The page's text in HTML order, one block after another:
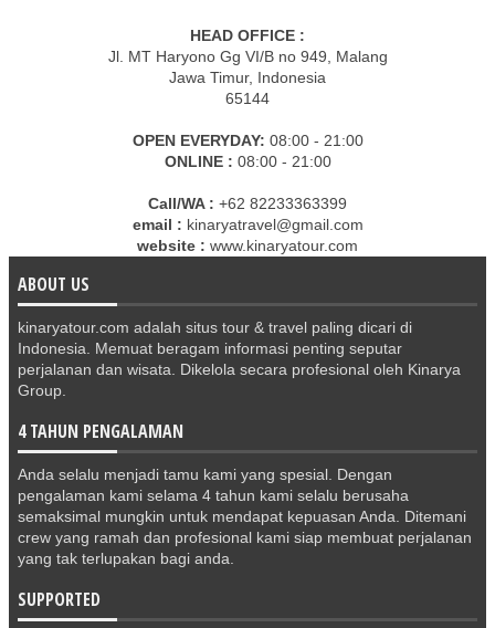
HEAD OFFICE :
Jl. MT Haryono Gg VI/B no 949, Malang
Jawa Timur, Indonesia
65144
OPEN EVERYDAY: 08:00 - 21:00
ONLINE : 08:00 - 21:00
Call/WA : +62 82233363399
email : kinaryatravel@gmail.com
website : www.kinaryatour.com
ABOUT US
kinaryatour.com adalah situs tour & travel paling dicari di
Indonesia. Memuat beragam informasi penting seputar
perjalanan dan wisata. Dikelola secara profesional oleh Kinarya
Group.
4 TAHUN PENGALAMAN
Anda selalu menjadi tamu kami yang spesial. Dengan
pengalaman kami selama 4 tahun kami selalu berusaha
semaksimal mungkin untuk mendapat kepuasan Anda. Ditemani
crew yang ramah dan profesional kami siap membuat perjalanan
yang tak terlupakan bagi anda.
SUPPORTED